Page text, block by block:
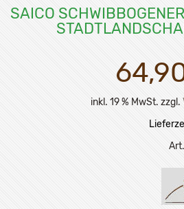
SAICO
inkl. 19 % MwSt. zzgl.